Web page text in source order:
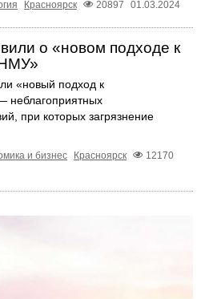
Красноярск 20897 01.03.2024
о «новом подходе к
«новый подход к
при которых загрязнение
и бизнес Красноярск
12170